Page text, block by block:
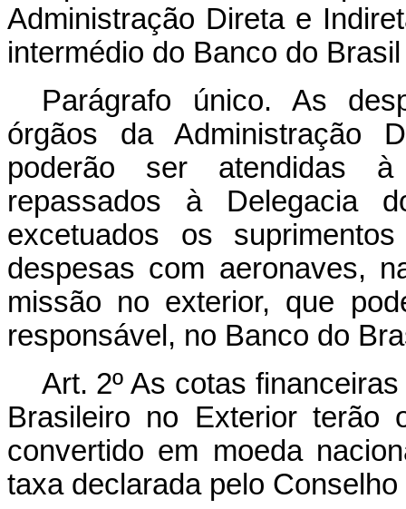
Administração Direta e
intermédio do Banco do
Parágrafo único. As
órgãos da Administração
poderão ser atendidas
repassados à Delegacia
excetuados os
despesas com aeronaves,
missão no exterior, que
responsável, no Banco do
Art. 2º As cotas
Brasileiro no Exterior terão
convertido em moeda
taxa declarada pelo